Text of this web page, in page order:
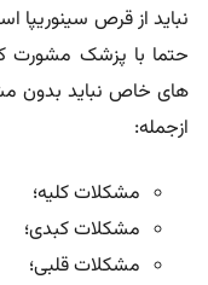
نباید از قرص سینوریپا
حتما با پزشک مشورت
های خاص نباید بدون
ازجمله:
مشکلات کلیه؛
مشکلات کبدی؛
مشکلات قلبی؛